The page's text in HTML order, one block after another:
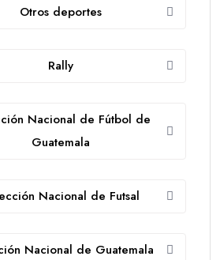
Otros deportes
Rally
Nacional de Fútbol de
Guatemala
Nacional de Futsal
Nacional de Guatemala